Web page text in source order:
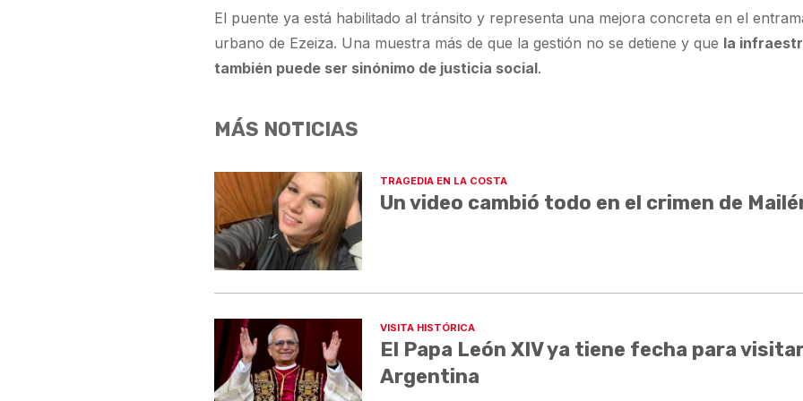
El puente ya está habilitado al tránsito y representa una mejora concreta en el
urbano de Ezeiza. Una muestra más de que la gestión no se detiene y que la
también puede ser sinónimo de justicia social.
MÁS NOTICIAS
TRAGEDIA EN LA COSTA
Un video cambió todo en el crimen de
VISITA HISTÓRICA
El Papa León XIV ya tiene fecha para
Argentina